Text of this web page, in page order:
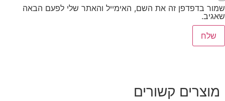
שמור בדפדפן זה את השם, האימייל והאתר שלי לפעם הבאה
שאגיב.
מוצרים קשורים